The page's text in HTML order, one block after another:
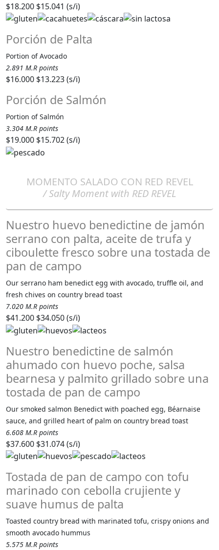
$18.200 $15.041 (s/i)
Porción de Palta
Portion of Avocado
2.891 M.R points
$16.000 $13.223 (s/i)
Porción de Salmón
Portion of Salmón
3.304 M.R points
$19.000 $15.702 (s/i)
MOMENTO SALADO CON RED REVEL
/ Salty Moment with RED REVEL
Nuestro huevo benedictine de jamón
serrano con palta, aceite de trufa y
ciboulette fresco sobre una tostada de
pan de campo
Our serrano ham benedict egg with avocado, truffle oil, and
fresh chives on country bread toast
7.020 M.R points
$41.200 $34.050 (s/i)
Nuestro benedictine de salmón
ahumado con huevo poche, salsa
bearnesa y palmito grillado sobre una
tostada de pan de campo
Our smoked salmon Benedict with poached egg, Béarnaise
sauce, and grilled heart of palm on country bread toast
6.608 M.R points
$37.600 $31.074 (s/i)
Tostada de pan de campo con tofu
marinado con cebolla crujiente y
suave humus de palta
Toasted country bread with marinated tofu, crispy onions and
smooth avocado hummus
5.575 M.R points